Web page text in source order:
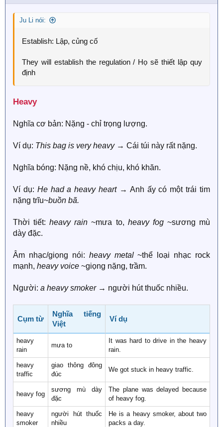
n
s
Ju Li nói:
Establish: Lập, củng cố
They will establish the regulation / Họ sẽ thiết lập quy
định
Heavy​
Nghĩa cơ bản: Nặng - chỉ trọng lượng.
Ví dụ: This bag is very heavy→ Cái túi này rất nặng.
Nghĩa bóng: Nặng nề, khó chịu, khó khăn.
Ví dụ: He had a heavy heart→ Anh ấy có một trái tim
nặng trĩu~buồn bã.
Thời tiết:heavy rain ~mưa to, heavy fog~sương mù
dày đặc.
Âm nhạc/giọng nói: heavy metal~thể loại nhạc rock
mạnh, heavy voice ~giọng nặng, trầm.
Người: a heavy smoker→ người hút thuốc nhiều.
Cụm từ
Nghĩa tiếng
Việt
Ví dụ
heavy
rain
mưa to
It was hard to drive in the heavy
rain.
heavy
traffic
giao thông đông
đúc
We got stuck in heavy traffic.
heavy fog
sương mù dày
đặc
The plane was delayed because
of heavy fog.
heavy
smoker
người hút thuốc
nhiều
He is a heavy smoker, about two
packs a day.